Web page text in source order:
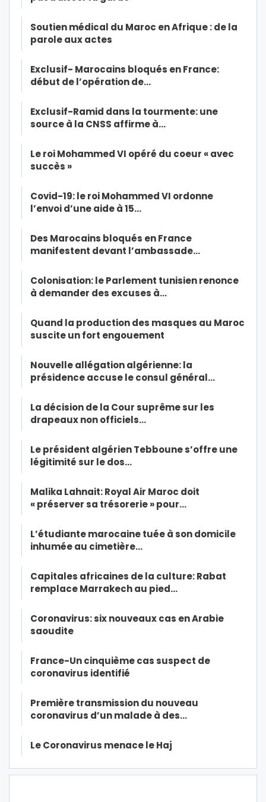
Soutien médical du Maroc en Afrique : de la
parole aux actes
Exclusif- Marocains bloqués en France:
début de l’opération de…
Exclusif-Ramid dans la tourmente: une
source à la CNSS affirme à…
Le roi Mohammed VI opéré du coeur « avec
succès »
Covid-19: le roi Mohammed VI ordonne
l’envoi d’une aide à 15…
Des Marocains bloqués en France
manifestent devant l’ambassade…
Colonisation: le Parlement tunisien renonce
à demander des excuses à…
Quand la production des masques au Maroc
suscite un fort engouement
Nouvelle allégation algérienne: la
présidence accuse le consul général…
La décision de la Cour suprême sur les
drapeaux non officiels…
Le président algérien Tebboune s’offre une
légitimité sur le dos…
Malika Lahnait: Royal Air Maroc doit
« préserver sa trésorerie » pour…
L’étudiante marocaine tuée à son domicile
inhumée au cimetière…
Capitales africaines de la culture: Rabat
remplace Marrakech au pied…
Coronavirus: six nouveaux cas en Arabie
saoudite
France-Un cinquième cas suspect de
coronavirus identifié
Première transmission du nouveau
coronavirus d’un malade à des…
Le Coronavirus menace le Haj